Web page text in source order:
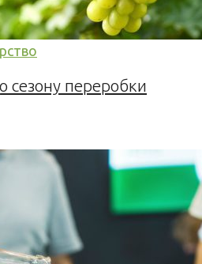
сезону переробки